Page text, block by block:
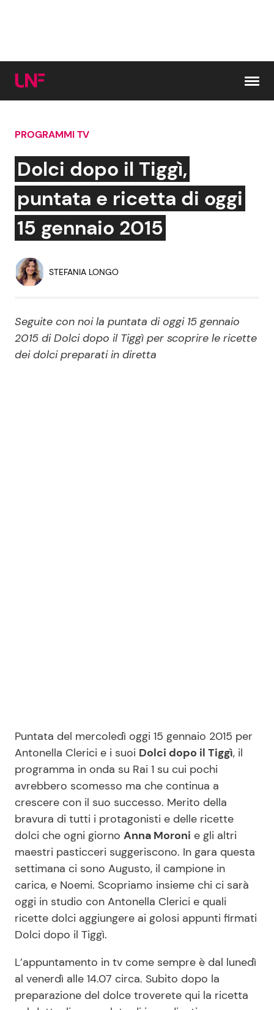
Cerca:
News e Cronaca
Attualità Italiana
Economia
Persone Scomparse
Politica
Gossip e TV
Bellezze VIP
Programmi TV
Reality e Talent
Salute
Viaggi e Turismo
Festività
Ricette Facili e Veloci
Ricette Feste
Ricette per Bambini
Seguici
Info
Chi siamo
Disclaimer e Privacy
Redazione
PROGRAMMI TV
Dolci dopo il Tiggì,
puntata e ricetta di oggi
15 gennaio 2015
STEFANIA LONGO
Seguite con noi la puntata di oggi 15 gennaio
2015 di Dolci dopo il Tiggì per scoprire le ricette
dei dolci preparati in diretta
Puntata del mercoledì oggi 15 gennaio 2015 per
Antonella Clerici e i suoi Dolci dopo il Tiggì, il
programma in onda su Rai 1 su cui pochi
avrebbero scomesso ma che continua a
crescere con il suo successo. Merito della
bravura di tutti i protagonisti e delle ricette
dolci che ogni giorno Anna Moroni e gli altri
maestri pasticceri suggeriscono. In gara questa
settimana ci sono Augusto, il campione in
carica, e Noemi. Scopriamo insieme chi ci sarà
oggi in studio con Antonella Clerici e quali
ricette dolci aggiungere ai golosi appunti firmati
Dolci dopo il Tiggì.
L’appuntamento in tv come sempre è dal lunedì
al venerdì alle 14.07 circa. Subito dopo la
preparazione del dolce troverete qui la ricetta